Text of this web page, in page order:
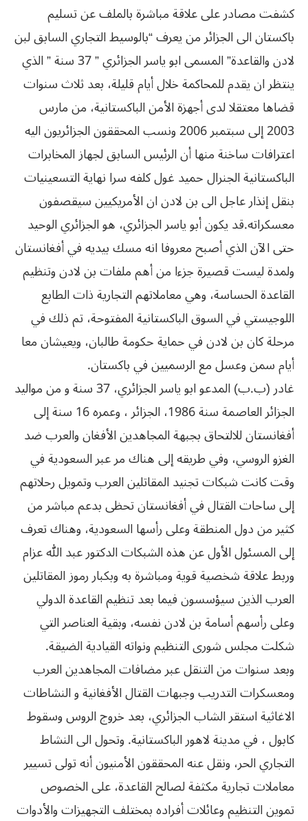
كشفت مصادر على علاقة مباشرة بالملف عن تسليم
باكستان الى الجزائر من يعرف “بالوسيط التجاري السابق لبن
لادن والقاعدة” المسمى ابو ياسر الجزائري ” 37 سنة ” الذي
ينتظر ان يقدم للمحاكمة خلال أيام قليلة، بعد ثلاث سنوات
قضاها معتقلا لدى أجهزة الأمن الباكستانية، من مارس
2003 إلى سبتمبر 2006 ونسب المحققون الجزائريون اليه
اعترافات ساخنة منها أن الرئيس السابق لجهاز المخابرات
الباكستانية الجنرال حميد غول كلفه سرا نهاية التسعينيات
بنقل إنذار عاجل الى بن لادن ان الأمريكيين سيقصفون
معسكراته.قد يكون أبو ياسر الجزائري، هو الجزائري الوحيد
حتى الآن الذي أصبح معروفا انه مسك بيديه في أفغانستان
ولمدة ليست قصيرة جزءا من أهم ملفات بن لادن وتنظيم
القاعدة الحساسة، وهي معاملاتهم التجارية ذات الطابع
اللوجيستي في السوق الباكستانية المفتوحة، تم ذلك في
مرحلة كان بن لادن في حماية حكومة طالبان، ويعيشان معا
أيام سمن وعسل مع الرسميين في باكستان.
غادر (ب.ب) المدعو ابو ياسر الجزائري، 37 سنة و من مواليد
الجزائر العاصمة سنة 1986، الجزائر ، وعمره 16 سنة إلى
أفغانستان للالتحاق بجبهة المجاهدين الأفغان والعرب ضد
الغزو الروسي، وفي طريقه إلى هناك مر عبر السعودية في
وقت كانت شبكات تجنيد المقاتلين العرب وتمويل رحلاتهم
إلى ساحات القتال في أفغانستان تحظى بدعم مباشر من
كثير من دول المنطقة وعلى رأسها السعودية، وهناك تعرف
إلى المسئول الأول عن هذه الشبكات الدكتور عبد الله عزام
وربط علاقة شخصية قوية ومباشرة به وبكبار رموز المقاتلين
العرب الذين سيؤسسون فيما بعد تنظيم القاعدة الدولي
وعلى رأسهم أسامة بن لادن نفسه، وبقية العناصر التي
شكلت مجلس شورى التنظيم ونواته القيادية الضيقة.
وبعد سنوات من التنقل عبر مضافات المجاهدين العرب
ومعسكرات التدريب وجبهات القتال الأفغانية و النشاطات
الاغاثية استقر الشاب الجزائري، بعد خروج الروس وسقوط
كابول ، في مدينة لاهور الباكستانية. وتحول الى النشاط
التجاري الحر، ونقل عنه المحققون الأمنيون أنه تولى تسيير
معاملات تجارية مكثفة لصالح القاعدة، على الخصوص
تموين التنظيم وعائلات أفراده بمختلف التجهيزات والأدوات